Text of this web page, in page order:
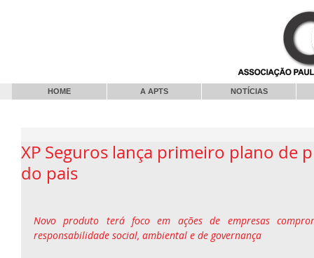
HOME A APTS NOTÍCIAS
XP Seguros lança primeiro plano de
do pais
Novo produto terá foco em ações de empresas
responsabilidade social, ambiental e de governança